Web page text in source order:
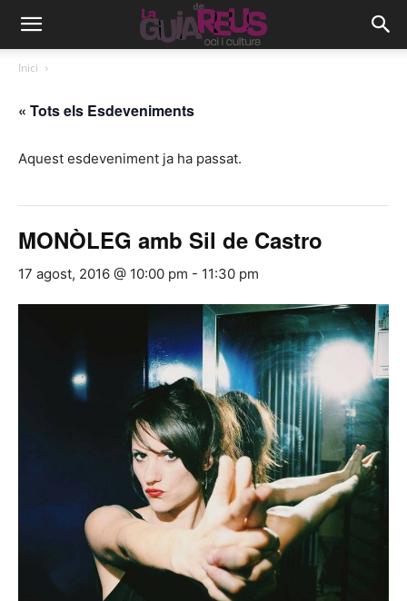
Inici
« Tots els Esdeveniments
Aquest esdeveniment ja ha passat.
MONÒLEG amb Sil de Castro
17 agost, 2016 @ 10:00 pm - 11:30 pm